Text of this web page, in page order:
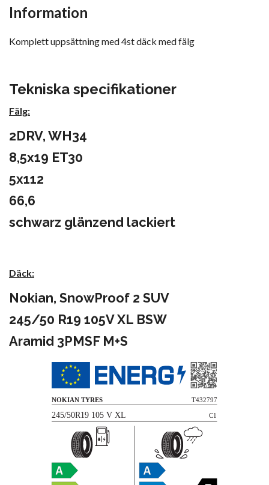
Information
Komplett uppsättning med 4st däck med fälg
Tekniska specifikationer
Fälg:
2DRV, WH34
8,5x19 ET30
5x112
66,6
schwarz glänzend lackiert
Däck:
Nokian, SnowProof 2 SUV
245/50 R19 105V XL BSW
Aramid 3PMSF M+S